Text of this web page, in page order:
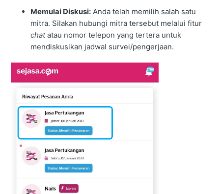
Memulai Diskusi: Anda telah memilih salah satu
mitra. Silakan hubungi mitra tersebut melalui fitur
chatatau nomor telepon yang tertera untuk
mendiskusikan jadwal survei/pengerjaan.